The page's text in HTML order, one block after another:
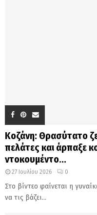
Κοζάνη: Θρασύτατο
πελάτες και άρπαξε
ντοκουμέντο...
27 Ιουλίου 2026 0
Στο βίντεο φαίνεται η
να τις βάζει...